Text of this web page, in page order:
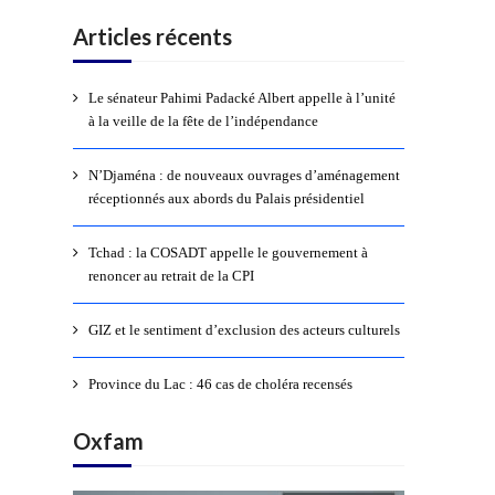
Articles récents
Le sénateur Pahimi Padacké Albert appelle à l’unité
à la veille de la fête de l’indépendance
N’Djaména : de nouveaux ouvrages d’aménagement
réceptionnés aux abords du Palais présidentiel
Tchad : la COSADT appelle le gouvernement à
renoncer au retrait de la CPI
GIZ et le sentiment d’exclusion des acteurs culturels
Province du Lac : 46 cas de choléra recensés
Oxfam